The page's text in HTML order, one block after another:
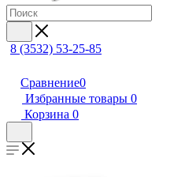
8 (3532) 53-25-85
Сравнение0
Избранные товары 0
Корзина 0